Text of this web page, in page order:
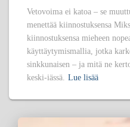
Vetovoima ei katoa – se
menettää kiinnostuksensa
kiinnostuksensa mieheen
käyttäytymismallia, jotka
sinkkunaisen – ja mitä ne
keski-iässä.
Lue lisää